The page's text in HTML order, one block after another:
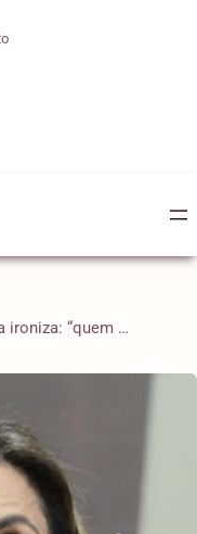
Após críticas à CPI das Bets, senadora ironiza: “quem morde é o tigrinho”